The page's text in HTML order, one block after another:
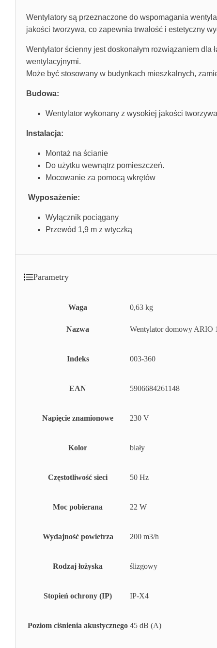
Wentylatory są przeznaczone do wspomagania
jakości tworzywa, co zapewnia trwałość i estetyczny
Wentylator ścienny jest doskonałym rozwiązaniem
wentylacyjnymi.
Może być stosowany w budynkach mieszkalnych,
Budowa:
Wentylator wykonany z wysokiej jakości tworzywa
Instalacja:
Montaż na ścianie
Do użytku wewnątrz pomieszczeń.
Mocowanie za pomocą wkrętów
Wyposażenie:
Wyłącznik pociągany
Przewód 1,9 m z wtyczką
Parametry
Waga 0,63 kg
Nazwa Wentylator domowy ARIO
Indeks 003-360
EAN 5906684261148
Napięcie znamionowe 230 V
Kolor biały
Częstotliwość sieci 50 Hz
Moc pobierana 22 W
Wydajność powietrza 200 m3/h
Rodzaj łożyska ślizgowy
Stopień ochrony (IP) IP-X4
Poziom ciśnienia akustycznego 45 dB (A)